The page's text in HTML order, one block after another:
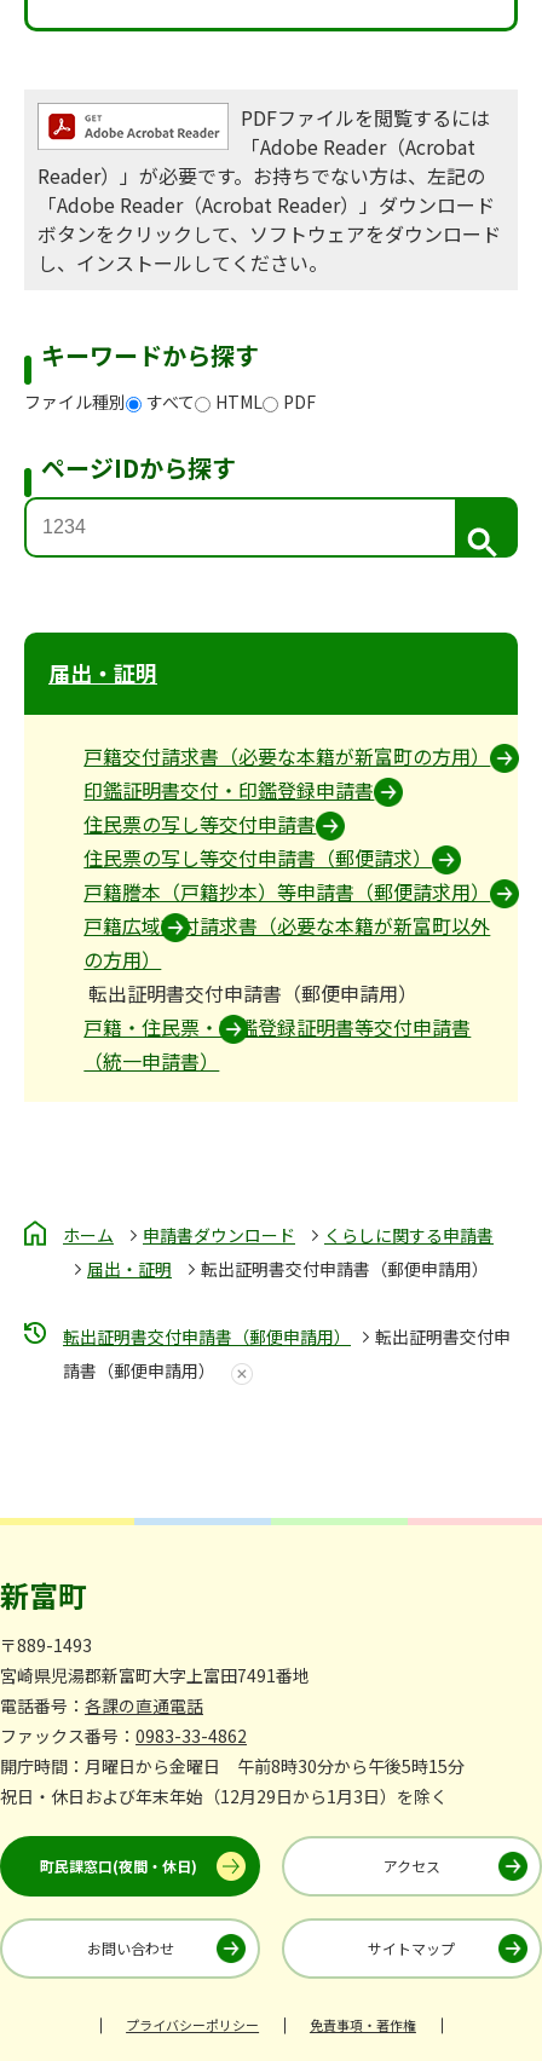
PDFファイルを閲覧するには
「Adobe Reader（Acrobat
Reader）」が必要です。お持ちでない方は、左記の
「Adobe Reader（Acrobat Reader）」ダウンロード
ボタンをクリックして、ソフトウェアをダウンロード
し、インストールしてください。
キーワードから探す
ファイル種別 すべて HTML PDF
ページIDから探す
検
索
届出・証明
戸籍交付請求書（必要な本籍が新富町の方用）
印鑑証明書交付・印鑑登録申請書
住民票の写し等交付申請書
住民票の写し等交付申請書（郵便請求）
戸籍謄本（戸籍抄本）等申請書（郵便請求用）
戸籍広域交付請求書（必要な本籍が新富町以外
の方用）
転出証明書交付申請書（郵便申請用）
戸籍・住民票・印鑑登録証明書等交付申請書
（統一申請書）
ホーム 申請書ダウンロード
くらしに関する申請書
届出・証明
転出証明書交付申請書（郵便申請用）
転出証明書交付申請書（郵便申請用）
転出証明書交付申
請書（郵便申請用）
新富町
〒889-1493
宮崎県児湯郡新富町大字上富田7491番地
電話番号： 各課の直通電話
ファックス番号： 0983-33-4862
開庁時間：月曜日から金曜日 午前8時30分から午後5時15分
祝日・休日および年末年始（12月29日から1月3日）を除く
町民課窓口(夜間・休日) アクセス
お問い合わせ サイトマップ
プライバシーポリシー 免責事項・著作権